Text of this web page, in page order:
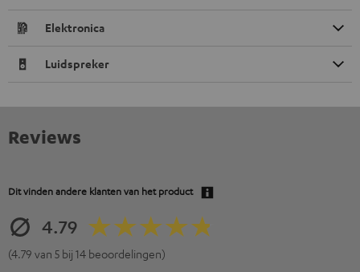
Elektronica
Luidspreker
Reviews
Dit vinden andere klanten van het product
4.79
(4.79 van 5 bij 14 beoordelingen)